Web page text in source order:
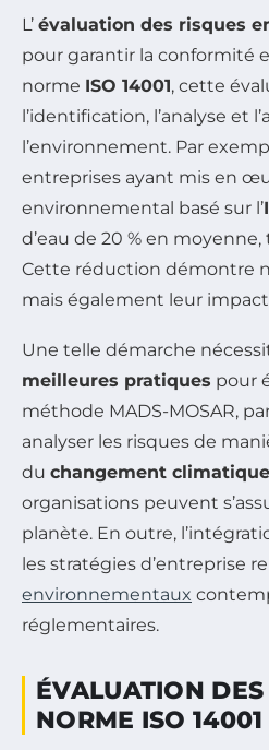
L’ évaluation des risques
pour garantir la conformité
norme ISO 14001, cette
l’identification, l’analyse et
l’environnement. Par
entreprises ayant mis en
environnemental basé sur l’
d’eau de 20 % en
Cette réduction démontre
mais également leur
Une telle démarche
meilleures pratiques pour
méthode MADS-MOSAR,
analyser les risques de
du changement climatique
organisations peuvent
planète. En outre,
les stratégies d’entreprise
environnementaux
réglementaires.
ÉVALUATION
NORME ISO 14001